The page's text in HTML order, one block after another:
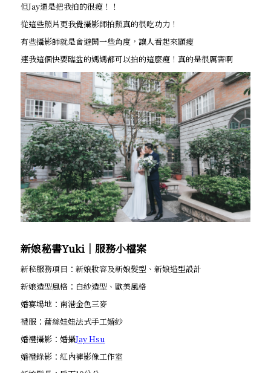
但Jay還是把我拍的很瘦！！
從這些照片更我覺攝影師拍照真的很吃功力！
有些攝影師就是會避開一些角度，讓人看起來顯瘦
連我這個快要臨盆的媽媽都可以拍的這麼瘦！真的是很厲害啊
新娘秘書Yuki│服務小檔案
新秘服務項目：新娘妝容及新娘髮型、新娘造型設計
新娘造型風格：白紗造型、歐美風格
婚宴場地：南港金色三麥
禮服：蕾絲娃娃法式手工婚紗
婚禮攝影：婚攝Jay Hsu
婚禮錄影：紅內褲影像工作室